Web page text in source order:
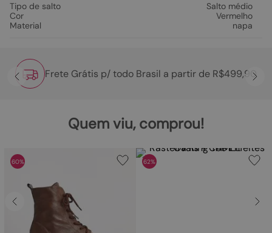
Tipo de salto
Salto médio
Cor
Vermelho
Material
napa
Frete Grátis p/ todo Brasil a partir de R$499,90
Quem viu, comprou!
60% 62%